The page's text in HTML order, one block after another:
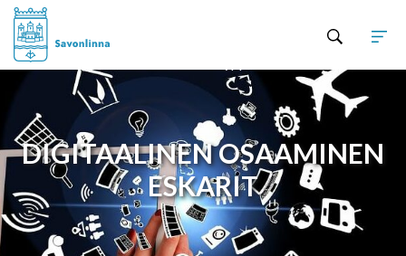
DIGITAALINEN OSAAMINEN
ESKARIT